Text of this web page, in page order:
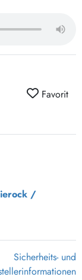
Favorit
/
Sicherheits- und